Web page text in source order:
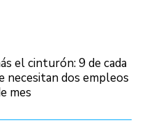
el cinturón: 9 de cada
necesitan dos empleos
mes